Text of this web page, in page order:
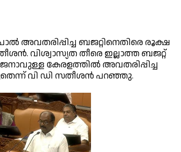
അവതരിപ്പിച്ച ബജറ്റിനെതിരെ രൂക്ഷ
വിശ്വാസ്യത തീരെ ഇല്ലാത്ത ബജറ്റ്
കേരളത്തിൽ അവതരിപ്പിച്ച
വി ഡി സതീശൻ പറഞ്ഞു.